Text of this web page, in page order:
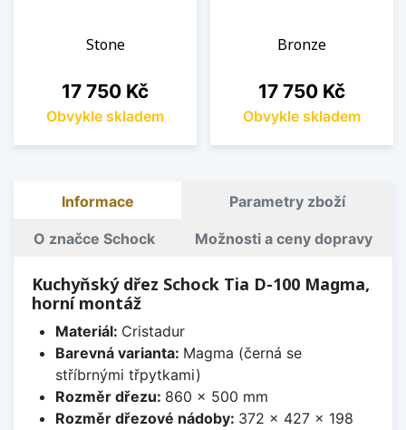
Stone
Cena
17 750 Kč
Obvykle skladem
Bronze
Cena
17 750 Kč
Obvykle skladem
Informace Parametry zboží
O značce Schock Možnosti a ceny dopravy
Kuchyňský dřez Schock Tia D-100 Magma,
horní montáž
Materiál: Cristadur
Barevná varianta: Magma (černá se
stříbrnými třpytkami)
Rozměr dřezu: 860 x 500 mm
Rozměr dřezové nádoby: 372 x 427 x 198